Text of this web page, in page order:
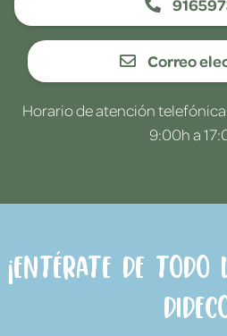
Correo
Horario de atención
9:00h a
¡Entérate de todo